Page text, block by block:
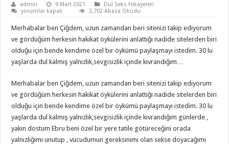
admin 9 Mart 2021
Dul Seks Hikayeleri
Yalnızca
Seks
Oteli
için
yorumlar kapalı 2,702 Abaza Okudu
Merhabalar ben Çiğdem, uzun zamandan beri sitenizi takip ediyorum
ve gördüğüm herkesin hakikat öykülerini anlattığı nadide sitelerden biri
olduğu için bende kendime özel bir öykümü paylaşmayı istedim. 30 lu
yaşlarda dul kalmış yalnızlık,sevgisizlik içinde kıvrandığım…
Merhabalar ben Çiğdem, uzun zamandan beri sitenizi takip ediyorum
ve gördüğüm herkesin hakikat öykülerini anlattığı nadide sitelerden biri
olduğu için bende kendime özel bir öykümü paylaşmayı istedim. 30 lu
yaşlarda dul kalmış yalnızlık,sevgisizlik içinde kıvrandığım günlerde ,
yakın dostum Ebru beni özel bir yere tatile götüreceğini orada
yalnızlığımı unutup , vücudumun gereksinimi olan sekse doyacağımı